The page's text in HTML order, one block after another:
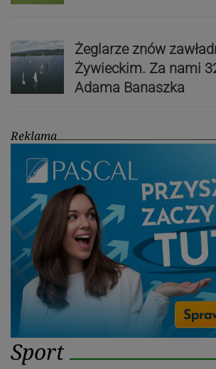
Żeglarze znów
Żywieckim. Za nami
Adama Banaszka
Reklama
Sport